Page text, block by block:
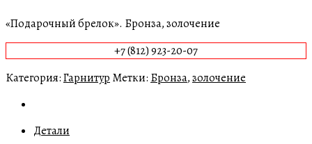
«Подарочный брелок». Бронза, золочение
+7 (812) 923-20-07
Категория:Гарнитур Метки: Бронза,золочение
Детали